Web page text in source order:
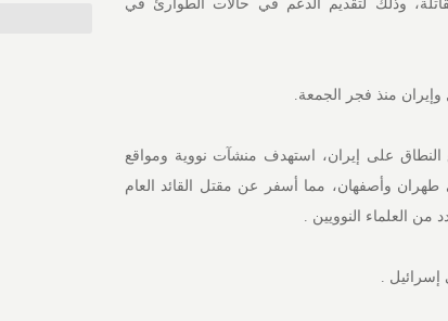
وذلك لتقديم الدعم في حالات الطوارئ في
منذ فجر الجمعة.
على إيران، استهدف منشآت نووية ومواقع
وأصفهان، مما أسفر عن مقتل القائد العام
العلماء النوويين .
إسرائيل .